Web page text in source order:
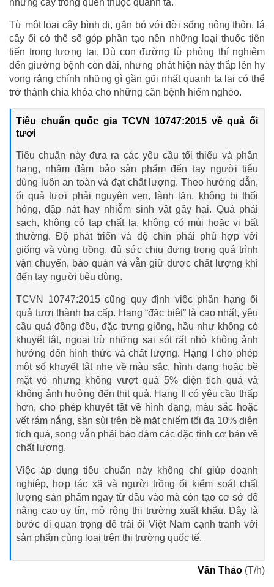
Từ một loại cây bình dị, gắn bó với đời sống nông thôn, lá
cây ổi có thể sẽ góp phần tạo nên những loại thuốc tiên
tiến trong tương lai. Dù con đường từ phòng thí nghiệm
đến giường bệnh còn dài, nhưng phát hiện này thắp lên hy
vọng rằng chính những gì gần gũi nhất quanh ta lại có thể
trở thành chìa khóa cho những căn bệnh hiểm nghèo.
Tiêu chuẩn quốc gia TCVN 10747:2015 về quả ổi
tươi
Tiêu chuẩn này đưa ra các yêu cầu tối thiểu và phân
hạng, nhằm đảm bảo sản phẩm đến tay người tiêu
dùng luôn an toàn và đạt chất lượng. Theo hướng dẫn,
ổi quả tươi phải nguyên vẹn, lành lặn, không bị thối
hỏng, dập nát hay nhiễm sinh vật gây hại. Quả phải
sạch, không có tạp chất lạ, không có mùi hoặc vị bất
thường. Độ phát triển và độ chín phải phù hợp với
giống và vùng trồng, đủ sức chịu đựng trong quá trình
vận chuyển, bảo quản và vẫn giữ được chất lượng khi
đến tay người tiêu dùng.
TCVN 10747:2015 cũng quy định việc phân hạng ổi
quả tươi thành ba cấp. Hạng “đặc biệt” là cao nhất, yêu
cầu quả đồng đều, đặc trưng giống, hầu như không có
khuyết tật, ngoại trừ những sai sót rất nhỏ không ảnh
hưởng đến hình thức và chất lượng. Hạng I cho phép
một số khuyết tật nhẹ về màu sắc, hình dạng hoặc bề
mặt vỏ nhưng không vượt quá 5% diện tích quả và
không ảnh hưởng đến thịt quả. Hạng II có yêu cầu thấp
hơn, cho phép khuyết tật về hình dạng, màu sắc hoặc
vết rám nắng, sần sùi trên bề mặt chiếm tối đa 10% diện
tích quả, song vẫn phải bảo đảm các đặc tính cơ bản về
chất lượng.
Việc áp dụng tiêu chuẩn này không chỉ giúp doanh
nghiệp, hợp tác xã và người trồng ổi kiểm soát chất
lượng sản phẩm ngay từ đầu vào mà còn tạo cơ sở để
nâng cao uy tín, mở rộng thị trường xuất khẩu. Đây là
bước đi quan trọng để trái ổi Việt Nam cạnh tranh với
sản phẩm cùng loại trên thị trường quốc tế.
Vân Thảo (T/h)